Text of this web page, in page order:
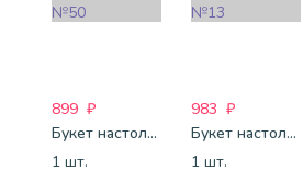
899 ₽
Букет настольный №50
1 шт.
983 ₽
Букет настольный №13
1 шт.